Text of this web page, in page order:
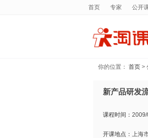
你的位置： 首页 >
新产品研发
课程时间：
开课地点： 上海
首页 专家 公开